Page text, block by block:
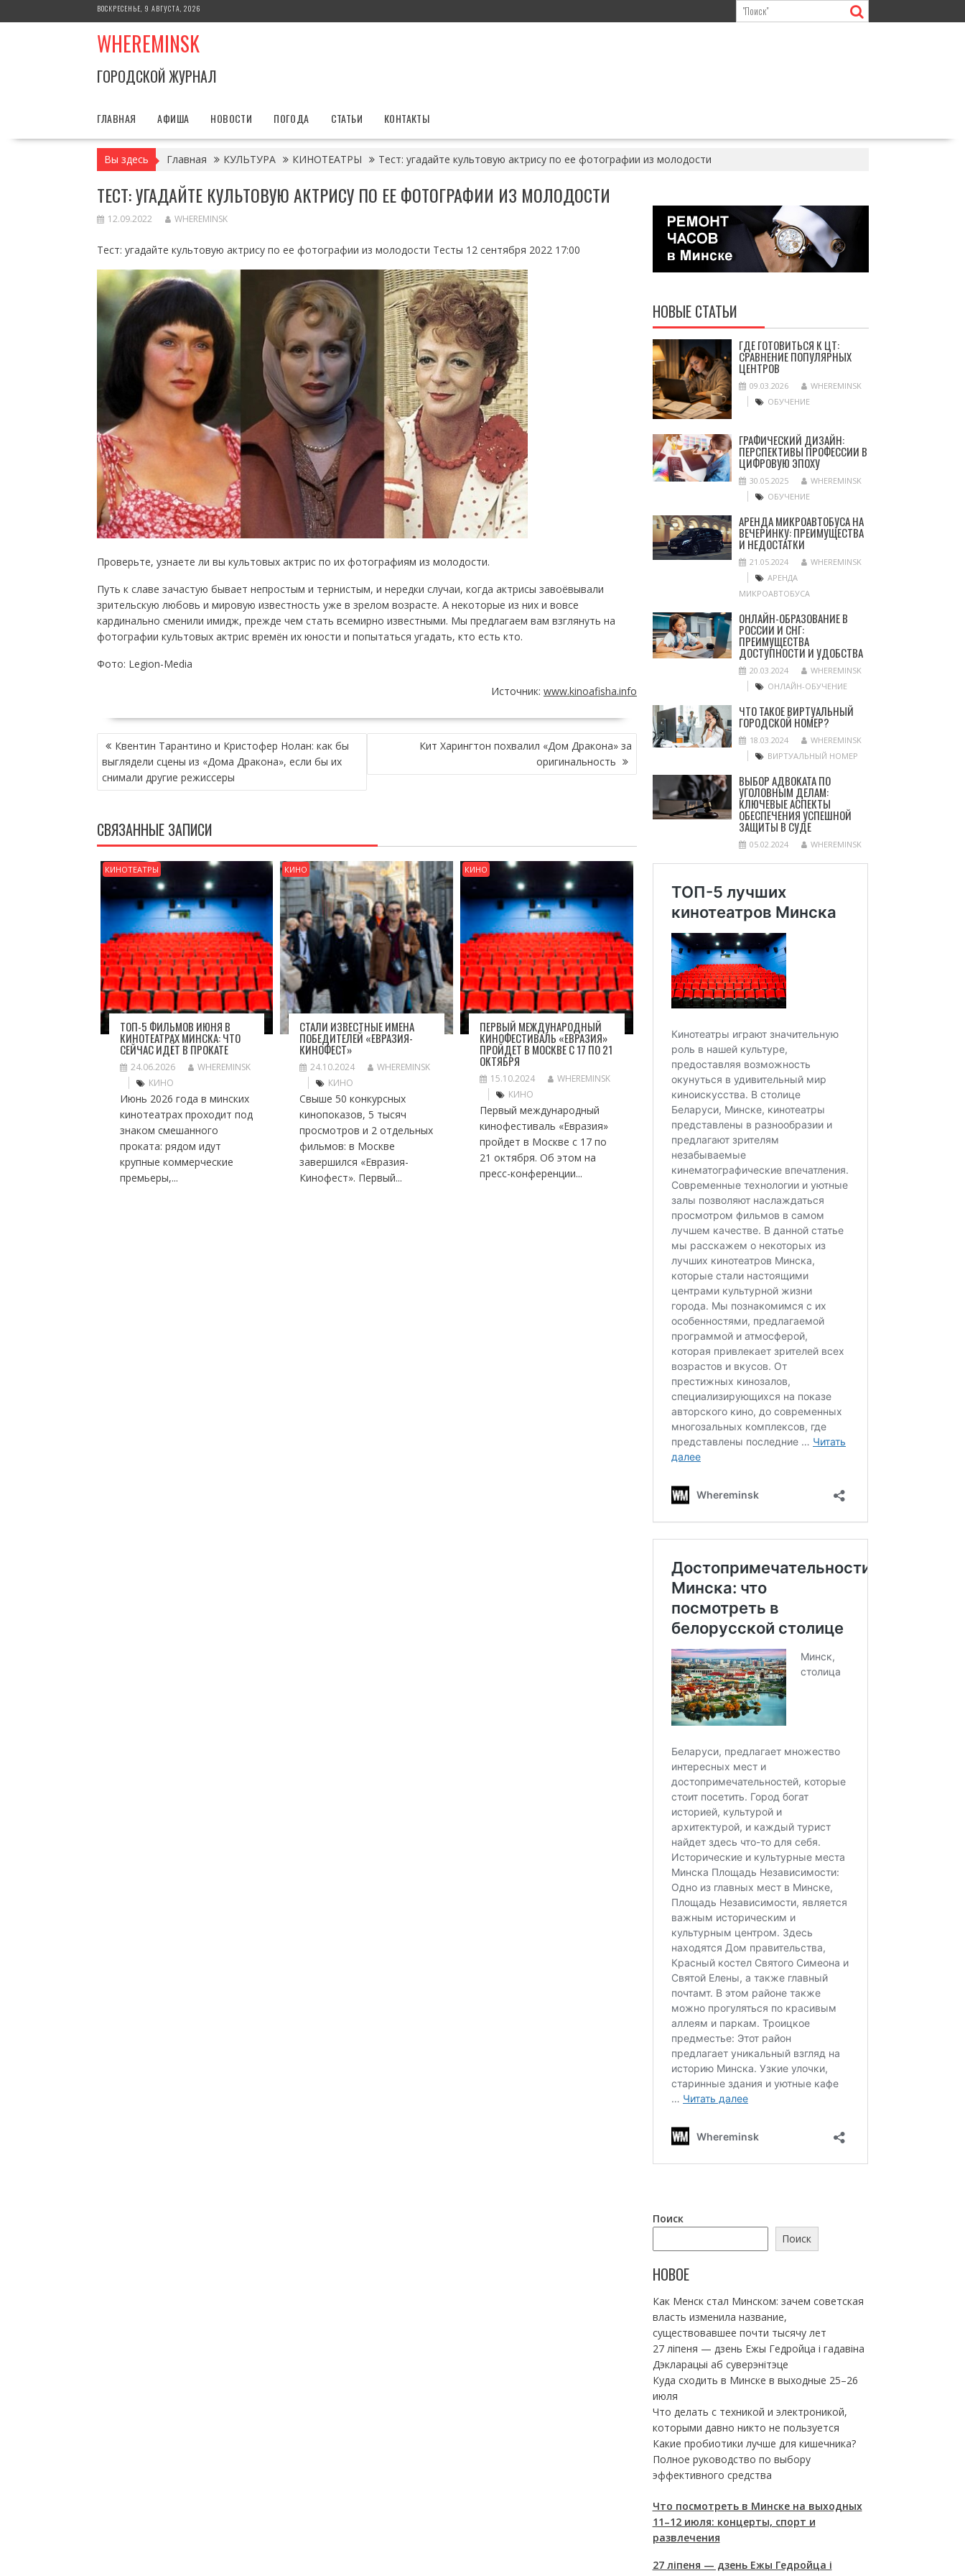
к
ВОСКРЕСЕНЬЕ, 9 АВГУСТА, 2026
WHEREMINSK
ГОРОДСКОЙ ЖУРНАЛ
ГЛАВНАЯ АФИША НОВОСТИ ПОГОДА СТАТЬИ КОНТАКТЫ
Вы здесь Главная КУЛЬТУРА КИНОТЕАТРЫ Тест: угадайте культовую актрису по ее фотографии из молодости
ТЕСТ: УГАДАЙТЕ КУЛЬТОВУЮ АКТРИСУ ПО ЕЕ ФОТОГРАФИИ ИЗ МОЛОДОСТИ
12.09.2022 WHEREMINSK
Тест: угадайте культовую актрису по ее фотографии из молодости Тесты 12 сентября 2022 17:00
Проверьте, узнаете ли вы культовых актрис по их фотографиям из молодости.
Путь к славе зачастую бывает непростым и тернистым, и нередки случаи, когда актрисы завоёвывали
зрительскую любовь и мировую известность уже в зрелом возрасте. А некоторые из них и вовсе
кардинально сменили имидж, прежде чем стать всемирно известными. Мы предлагаем вам взглянуть на
фотографии культовых актрис времён их юности и попытаться угадать, кто есть кто.
Фото: Legion-Media
Источник: www.kinoafisha.info
НАВИГАЦИЯ
ПО
ЗАПИСЯМ
Квентин Тарантино и Кристофер Нолан: как бы
выглядели сцены из «Дома Дракона», если бы их
снимали другие режиссеры
Кит Харингтон похвалил «Дом Дракона» за
оригинальность
СВЯЗАННЫЕ ЗАПИСИ
КИНОТЕАТРЫ
ТОП-5 ФИЛЬМОВ ИЮНЯ В
КИНОТЕАТРАХ МИНСКА: ЧТО
СЕЙЧАС ИДЁТ В ПРОКАТЕ
24.06.2026
WHEREMINSK
КИНО
Июнь 2026 года в минских
кинотеатрах проходит под
знаком смешанного
проката: рядом идут
крупные коммерческие
премьеры,...
КИНО
СТАЛИ ИЗВЕСТНЫЕ ИМЕНА
ПОБЕДИТЕЛЕЙ «ЕВРАЗИЯ-
КИНОФЕСТ»
24.10.2024
WHEREMINSK
КИНО
Свыше 50 конкурсных
кинопоказов, 5 тысяч
просмотров и 2 отдельных
фильмов: в Москве
завершился «Евразия-
Кинофест». Первый...
КИНО
ПЕРВЫЙ МЕЖДУНАРОДНЫЙ
КИНОФЕСТИВАЛЬ «ЕВРАЗИЯ»
ПРОЙДЕТ В МОСКВЕ С 17 ПО 21
ОКТЯБРЯ
15.10.2024
WHEREMINSK
КИНО
Первый международный
кинофестиваль «Евразия»
пройдет в Москве с 17 по
21 октября. Об этом на
пресс-конференции...
НОВЫЕ СТАТЬИ
ГДЕ ГОТОВИТЬСЯ К ЦТ:
СРАВНЕНИЕ ПОПУЛЯРНЫХ
ЦЕНТРОВ
09.03.2026
WHEREMINSK
ОБУЧЕНИЕ
ГРАФИЧЕСКИЙ ДИЗАЙН:
ПЕРСПЕКТИВЫ ПРОФЕССИИ В
ЦИФРОВУЮ ЭПОХУ
30.05.2025
WHEREMINSK
ОБУЧЕНИЕ
АРЕНДА МИКРОАВТОБУСА НА
ВЕЧЕРИНКУ: ПРЕИМУЩЕСТВА
И НЕДОСТАТКИ
21.05.2024
WHEREMINSK
АРЕНДА
МИКРОАВТОБУСА
ОНЛАЙН-ОБРАЗОВАНИЕ В
РОССИИ И СНГ:
ПРЕИМУЩЕСТВА
ДОСТУПНОСТИ И УДОБСТВА
20.03.2024
WHEREMINSK
ОНЛАЙН-ОБУЧЕНИЕ
ЧТО ТАКОЕ ВИРТУАЛЬНЫЙ
ГОРОДСКОЙ НОМЕР?
18.03.2024
WHEREMINSK
ВИРТУАЛЬНЫЙ НОМЕР
ВЫБОР АДВОКАТА ПО
УГОЛОВНЫМ ДЕЛАМ:
КЛЮЧЕВЫЕ АСПЕКТЫ
ОБЕСПЕЧЕНИЯ УСПЕШНОЙ
ЗАЩИТЫ В СУДЕ
05.02.2024 WHEREMINSK
Поиск
Поиск
НОВОЕ
Как Менск стал Минском: зачем советская
власть изменила название,
существовавшее почти тысячу лет
27 ліпеня — дзень Ежы Гедройца і гадавіна
Дэкларацыі аб суверэнітэце
Куда сходить в Минске в выходные 25–26
июля
Что делать с техникой и электроникой,
которыми давно никто не пользуется
Какие пробиотики лучше для кишечника?
Полное руководство по выбору
эффективного средства
Что посмотреть в Минске на выходных
11–12 июля: концерты, спорт и
развлечения
27 ліпеня — дзень Ежы Гедройца і